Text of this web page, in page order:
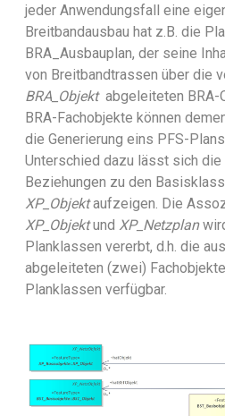
jeder Anwendungsfall eine
Breitbandausbau hat z.B. die
BRA_Ausbauplan, der seine
von Breitbandtrassen über die
BRA_Objektabgeleiteten BRA-
BRA-Fachobjekte können
die Generierung eins PFS-
Unterschied dazu lässt sich
Beziehungen zu den
XP_Objektaufzeigen. Die
XP_Objektund XP_Netzplan
Planklassen vererbt, d.h. die aus
abgeleiteten (zwei)
Planklassen verfügbar.